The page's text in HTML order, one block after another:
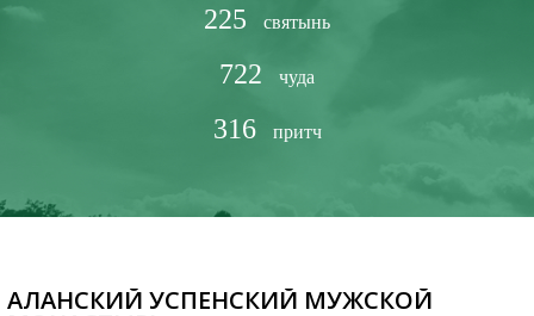
225 святынь
722 чуда
316 притч
АЛАНСКИЙ УСПЕНСКИЙ МУЖСКОЙ